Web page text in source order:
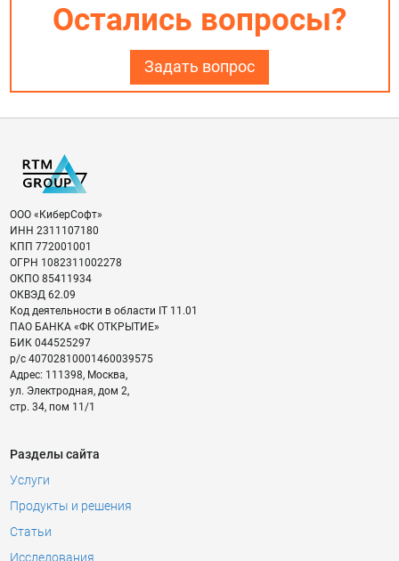
Остались вопросы?
Задать вопрос
ООО «КиберСофт»
ИНН 2311107180
КПП 772001001
ОГРН 1082311002278
ОКПО 85411934
ОКВЭД 62.09
Код деятельности в области IT 11.01
ПАО БАНКА «ФК ОТКРЫТИЕ»
БИК 044525297
р/с 40702810001460039575
Адрес: 111398, Москва,
ул. Электродная, дом 2,
стр. 34, пом 11/1
Разделы сайта
Услуги
Продукты и решения
Статьи
Исследования